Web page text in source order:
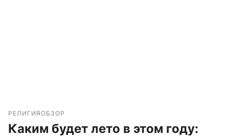
РЕЛИГИЯОБЗОР
Каким будет лето в этом году: